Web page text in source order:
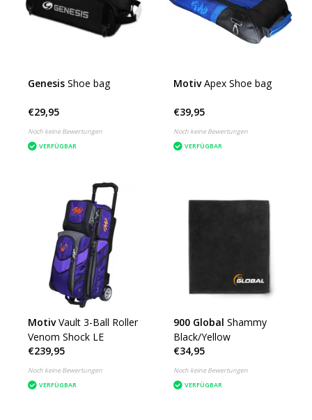
Genesis Shoe bag
€29,95
Noch keine Bewertungen
VERFÜGBAR
Motiv Apex Shoe bag
€39,95
Noch keine Bewertungen
VERFÜGBAR
Motiv Vault 3-Ball Roller
Venom Shock LE
€239,95
Noch keine Bewertungen
VERFÜGBAR
900 Global Shammy
Black/Yellow
€34,95
Noch keine Bewertungen
VERFÜGBAR